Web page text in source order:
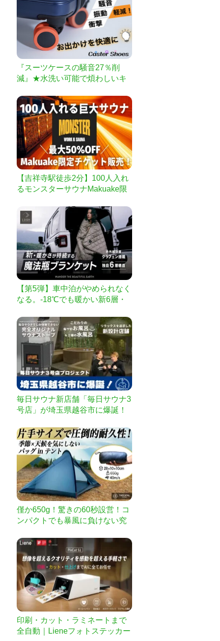
『スーツケースの騒音27％削
減』★水洗い可能で煩わしいキ
ーツケースの衝撃や振動も軽減
出来て体への負担も減らせる
【Caster専用Shoes】
【吉祥寺駅徒歩2分】100人入れ
るモンスターサウナMakuake限
【第5弾】車中泊がやめられなく
なる。-18℃でも暖かい新6層・
毎日サウナ新店舗「毎日サウナ3
号店」が埼玉県越谷市に爆誕！
僅か650g！驚きの60秒設営！コ
ンパクトでも暴風に負けない究
印刷・カット・ラミネートまで
全自動｜Lieneフォトステッカー